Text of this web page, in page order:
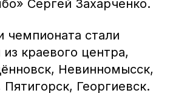
Сергей Захарченко.
чемпионата стали
краевого центра,
Невинномысск,
Георгиевск.